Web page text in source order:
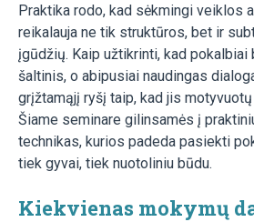
Praktika rodo, kad sėkmingi veiklos
reikalauja ne tik struktūros, bet ir
įgūdžių. Kaip užtikrinti, kad pokalbiai
šaltinis, o abipusiai naudingas
grįžtamąjį ryšį taip, kad jis
Šiame seminare gilinsamės į
technikas, kurios padeda pasiekti
tiek gyvai, tiek nuotoliniu būdu.
Kiekvienas mokymų